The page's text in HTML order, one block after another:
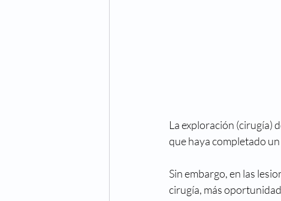
La exploración (cirugía)
que haya completado
Sin embargo, en las
cirugía, más